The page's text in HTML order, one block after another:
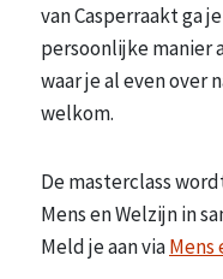
van Casperraakt ga
persoonlijke manier
waar je al even over
welkom.
De masterclass
Mens en Welzijn in
Meld je aan viaMens